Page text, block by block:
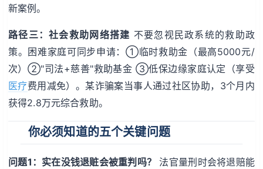
新案例。
路径三：社会救助网络搭建 不要忽视民政系统的救助政
策。困难家庭可同步申请：①临时救助金（最高5000元/
次）②"司法+慈善"救助基金 ③低保边缘家庭认定（享受
医疗费用减免）。某诈骗案当事人通过社区协助，3个月内
获得2.8万元综合救助。
你必须知道的五个关键问题
问题1：实在没钱退赃会被重判吗？
法官量刑时会将退赔能